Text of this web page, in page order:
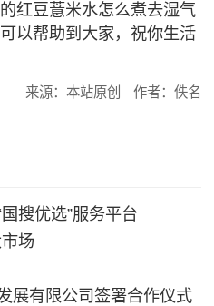
红豆薏米水怎么煮去湿气
以帮助到大家，祝你生活
来源：本站原创 作者：佚名
搜优选”服务平台
场
展有限公司签署合作仪式